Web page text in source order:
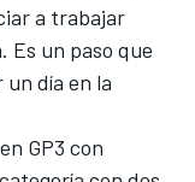
a trabajar
Es un paso que
un día en la
GP3 con